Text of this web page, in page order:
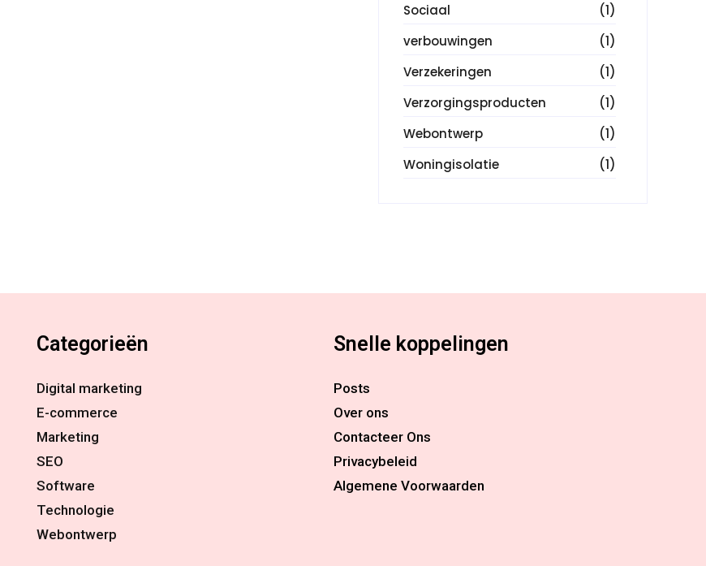
Sociaal
(1)
verbouwingen
(1)
Verzekeringen
(1)
Verzorgingsproducten
(1)
Webontwerp
(1)
Woningisolatie
(1)
Categorieën
Digital marketing
E-commerce
Marketing
SEO
Software
Technologie
Webontwerp
Snelle koppelingen
Posts
Over ons
Contacteer Ons
Privacybeleid
Algemene Voorwaarden